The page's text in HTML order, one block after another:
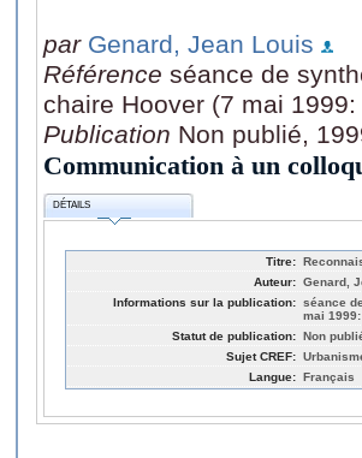
par Genard, Jean Louis
Référence séance de
chaire Hoover (7 mai
Publication Non publié,
Communication à un
DÉTAILS
Titre:
Auteur: Genard,
Informations sur la publication: séance
mai
Statut de publication: Non
Sujet CREF:
Langue: Français